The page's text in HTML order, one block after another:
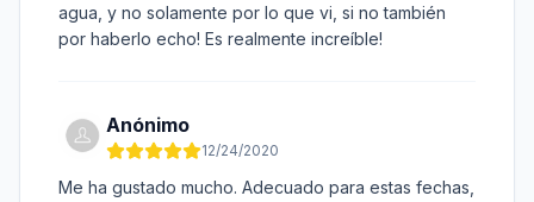
agua, y no solamente por lo que vi, si no también
por haberlo echo! Es realmente increíble!
Anónimo
12/24/2020
Me ha gustado mucho. Adecuado para estas fechas,